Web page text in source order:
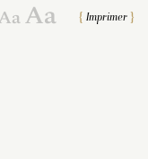
Imprimer